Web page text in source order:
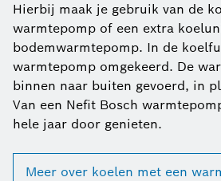
Hierbij maak je gebruik van de
warmtepomp of een extra
bodemwarmtepomp. In de
warmtepomp omgekeerd. De
binnen naar buiten gevoerd, in
Van een Nefit Bosch
hele jaar door genieten.
Meer over koelen met een